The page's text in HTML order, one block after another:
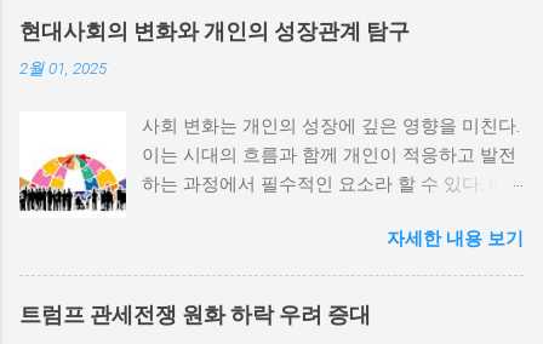
한 교훈을 준다. 정치적 불안정성과 내전 발발
위험 정치적 불안정성은 내전 발발의 핵심 요인
적 갈등이 심화되고, 이로 인해 내전의 위험이
증가한다. 이와 같은 경우, 국민들은 정부에 대
한 불만을 느끼고, 체제 전복을 위해 무장 세력
역사적으로도 정치적 불안정성이 높은 국가에
서는 종종 내전이 발발했던 예가 많다. 이러한
비극적인 상황을 방지하기 위해서는 먼저 정치
현대사회의 변화와 개인의 성장관계 탐구
2월 01, 2025
사회 변화는 개인의 성장에 깊은 영향을 미친다.
이는 시대의 흐름과 함께 개인이 적응하고 발전
하는 과정에서 필수적인 요소라 할 수 있다. 따
탐구하는 것이 필요하다. 사회 변화의 의미와 구
조 사회 변화란 특정 사회의 구조, 문화, 가치관
등이 시간이 지남에 따라 변화하는 과정을 의미
한다. 이러한 변화는 다양한 요인에 의해 발생할
자세한 내용 보기
트럼프 관세전쟁 원화 하락 우려 증대